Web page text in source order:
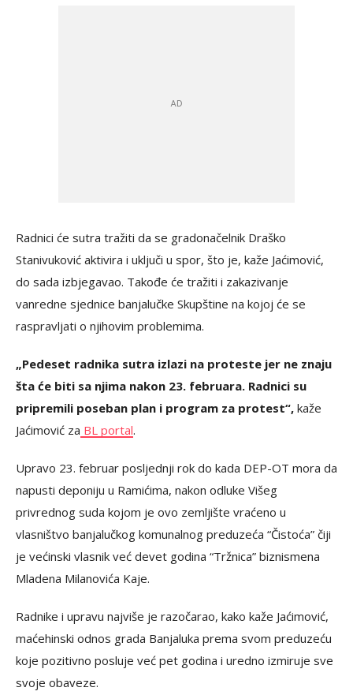
Radnici će sutra tražiti da se gradonačelnik Draško
Stanivuković aktivira i uključi u spor, što je, kaže Jaćimović,
do sada izbjegavao. Takođe će tražiti i zakazivanje
vanredne sjednice banjalučke Skupštine na kojoj će se
raspravljati o njihovim problemima.
„Pedeset radnika sutra izlazi na proteste jer ne znaju
šta će biti sa njima nakon 23. februara. Radnici su
pripremili poseban plan i program za protest“, kaže
Jaćimović za BL portal.
Upravo 23. februar posljednji rok do kada DEP-OT mora da
napusti deponiju u Ramićima, nakon odluke Višeg
privrednog suda kojom je ovo zemljište vraćeno u
vlasništvo banjalučkog komunalnog preduzeća “Čistoća” čiji
je većinski vlasnik već devet godina “Tržnica” biznismena
Mladena Milanovića Kaje.
Radnike i upravu najviše je razočarao, kako kaže Jaćimović,
maćehinski odnos grada Banjaluka prema svom preduzeću
koje pozitivno posluje već pet godina i uredno izmiruje sve
svoje obaveze.